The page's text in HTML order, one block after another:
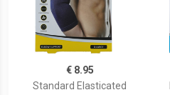
€ 8.95
Standard Elasticated